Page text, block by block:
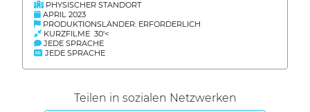
PHYSISCHER STANDORT
APRIL 2023
PRODUKTIONSLÄNDER: ERFORDERLICH
KURZFILME 30'<
JEDE SPRACHE
JEDE SPRACHE
Teilen in sozialen Netzwerken